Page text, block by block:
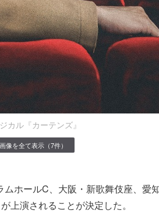
カル『カーテンズ』
画像を全て表示（7件）
ホールC、大阪・新歌舞伎座、愛
が上演されることが決定した。